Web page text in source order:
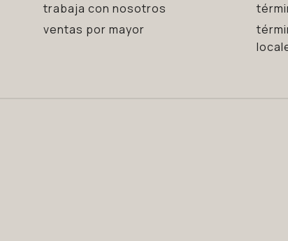
trabaja con nosotros
ventas por mayor